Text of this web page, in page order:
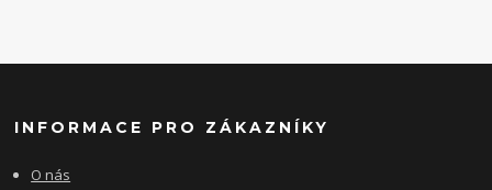
INFORMACE PRO ZÁKAZNÍKY
O nás